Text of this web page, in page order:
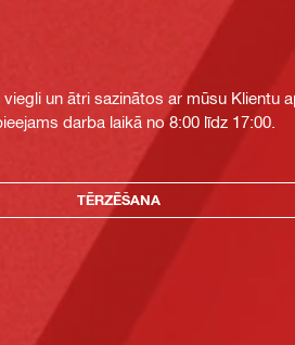
un ātri sazinātos ar mūsu Klientu
darba laikā no 8:00 līdz 17:00.
TĒRZĒŠANA